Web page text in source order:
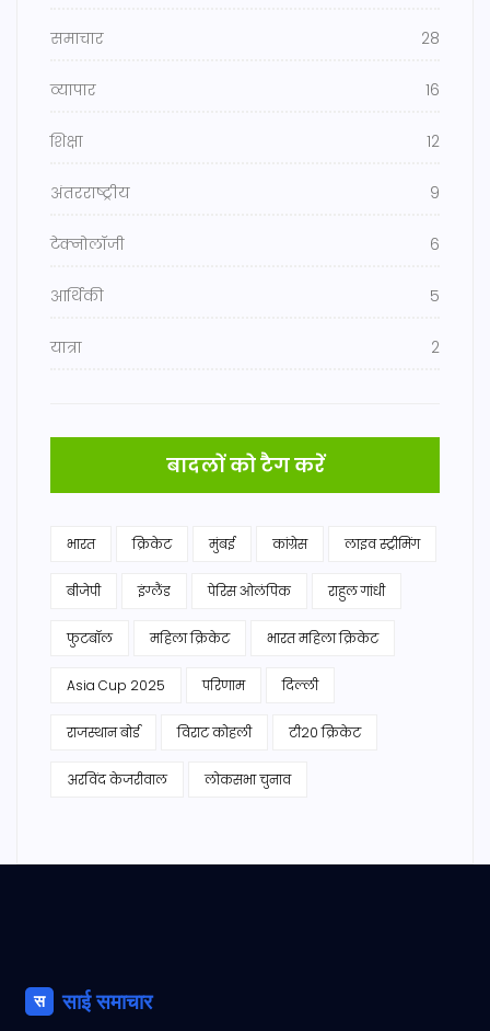
समाचार 28
व्यापार 16
शिक्षा 12
अंतरराष्ट्रीय 9
टेक्नोलॉजी 6
आर्थिकी 5
यात्रा 2
बादलों को टैग करें
भारत क्रिकेट मुंबई कांग्रेस लाइव स्ट्रीमिंग
बीजेपी इंग्लैंड पेरिस ओलंपिक राहुल गांधी
फुटबॉल महिला क्रिकेट भारत महिला क्रिकेट
Asia Cup 2025 परिणाम दिल्ली
राजस्थान बोर्ड विराट कोहली टी20 क्रिकेट
अरविंद केजरीवाल लोकसभा चुनाव